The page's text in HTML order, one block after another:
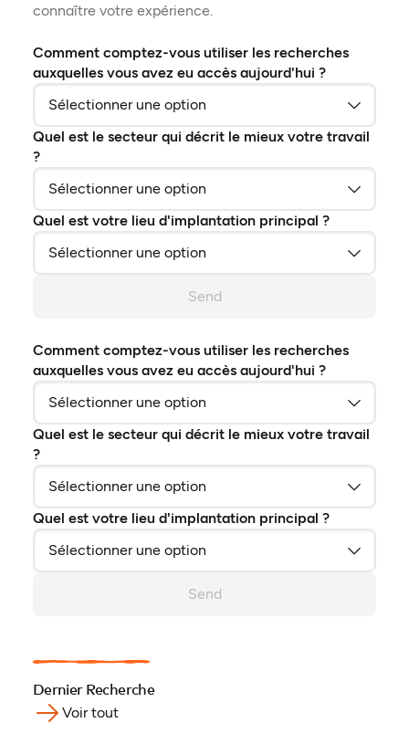
connaître votre expérience.
Comment comptez-vous utiliser les recherches
auxquelles vous avez eu accès aujourd'hui ?
Quel est le secteur qui décrit le mieux votre travail
?
Quel est votre lieu d'implantation principal ?
Send
Comment comptez-vous utiliser les recherches
auxquelles vous avez eu accès aujourd'hui ?
Quel est le secteur qui décrit le mieux votre travail
?
Quel est votre lieu d'implantation principal ?
Send
Dernier Recherche
Voir tout